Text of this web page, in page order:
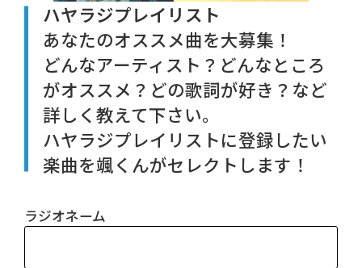
ハヤラジプレイリスト
あなたのオススメ曲を大募集！
どんなアーティスト？どんなところ
がオススメ？どの歌詞が好き？など
詳しく教えて下さい。
ハヤラジプレイリストに登録したい
楽曲を颯くんがセレクトします！
ラジオネーム